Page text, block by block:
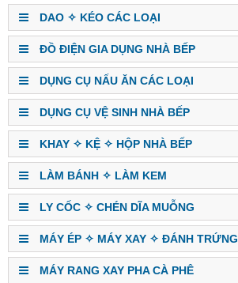
DAO ✧ KÉO CÁC LOẠI
ĐỒ ĐIỆN GIA DỤNG NHÀ BẾP
DỤNG CỤ NẤU ĂN CÁC LOẠI
DỤNG CỤ VỆ SINH NHÀ BẾP
KHAY ✧ KỆ ✧ HỘP NHÀ BẾP
LÀM BÁNH ✧ LÀM KEM
LY CỐC ✧ CHÉN DĨA MUỖNG
MÁY ÉP ✧ MÁY XAY ✧ ĐÁNH TRỨNG
MÁY RANG XAY PHA CÀ PHÊ